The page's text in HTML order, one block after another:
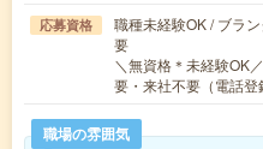
応募資格
職種未経験OK / ブラ
要
＼無資格＊未経験OK
要・来社不要（電話
職場の雰囲気